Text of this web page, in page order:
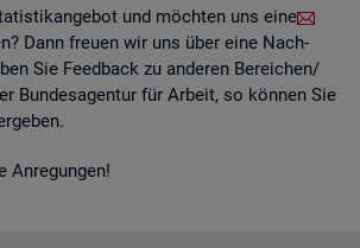
und möch­ten uns eine
Dann freu­en wir uns über eine Nach­
Sie Feed­back zu an­de­ren Be­rei­chen/
Bun­des­agen­tur für Ar­beit, so kön­nen Sie
An­re­gun­gen!